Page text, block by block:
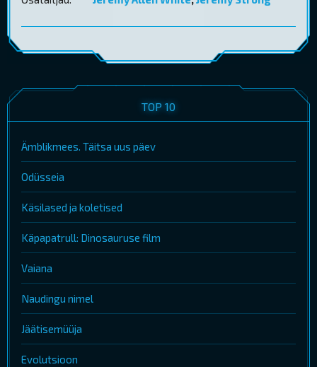
TOP 10
Ämblikmees. Täitsa uus päev
Odüsseia
Käsilased ja koletised
Käpapatrull: Dinosauruse film
Vaiana
Naudingu nimel
Jäätisemüüja
Evolutsioon